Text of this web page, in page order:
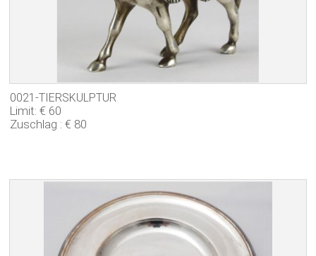
0021-TIERSKULPTUR
Limit: € 60
Zuschlag : € 80